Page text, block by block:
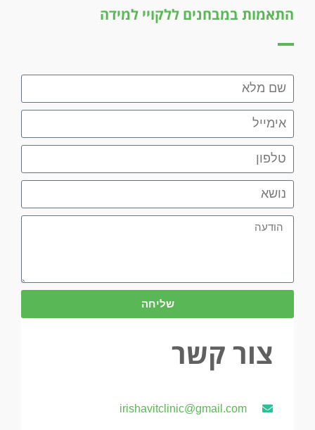
התאמות במבחנים ללקויי למידה
שליחה
צור קשר
irishavitclinic@gmail.com